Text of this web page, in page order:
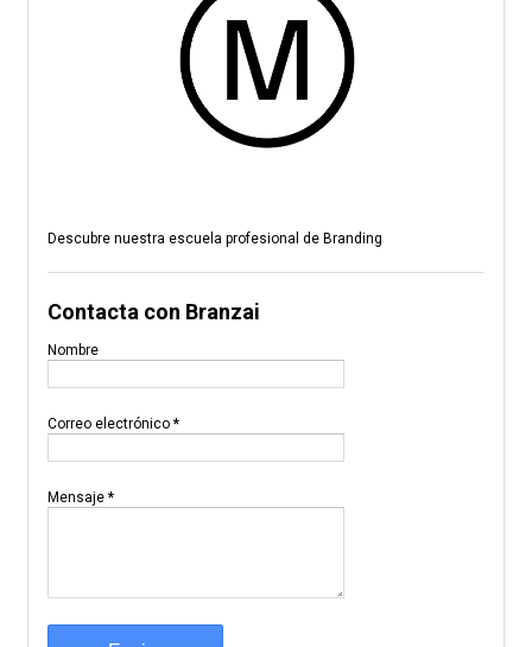
Descubre nuestra escuela profesional de Branding
Contacta con Branzai
Nombre
Correo electrónico *
Mensaje *